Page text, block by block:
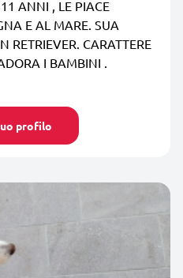
ANNI , LE PIACE
E AL MARE. SUA
RETRIEVER. CARATTERE
I BAMBINI .
profilo